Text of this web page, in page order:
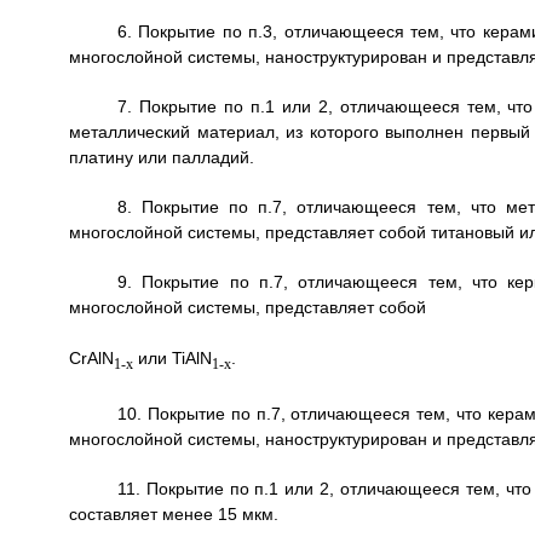
6. Покрытие по п.3, отличающееся тем, что
многослойной системы, наноструктурирован и
7. Покрытие по п.1 или 2, отличающееся тем, что
металлический материал, из которого выполнен
платину или палладий.
8. Покрытие по п.7, отличающееся тем, что
многослойной системы, представляет собой титановый
9. Покрытие по п.7, отличающееся тем, что
многослойной системы, представляет собой
CrAlN1-xили TiAlN1-x.
10. Покрытие по п.7, отличающееся тем, что
многослойной системы, наноструктурирован и
11. Покрытие по п.1 или 2, отличающееся тем,
составляет менее 15 мкм.